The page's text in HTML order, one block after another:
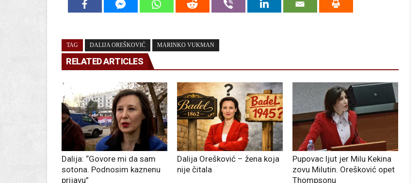
TAG DALIJA OREŠKOVIĆ MARINKO VUKMAN
RELATED ARTICLES
Dalija: “Govore mi da sam
sotona. Podnosim kaznenu
prijavu”
Dalija Orešković – žena koja
nije čitala
Pupovac ljut jer Milu Kekina
zovu Milutin. Orešković opet
Thompsonu